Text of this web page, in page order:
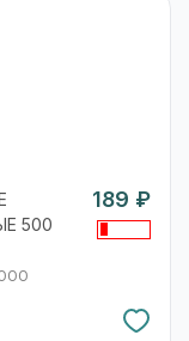
500
189 ₽